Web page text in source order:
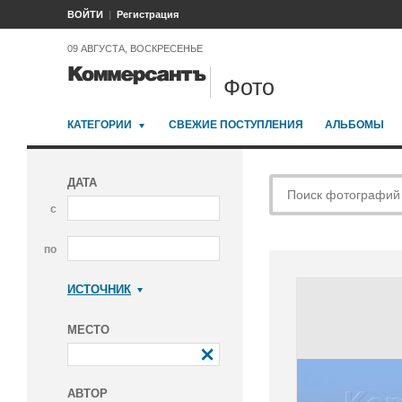
ВОЙТИ Регистрация
09 АВГУСТА, ВОСКРЕСЕНЬЕ
Фото
КАТЕГОРИИ СВЕЖИЕ ПОСТУПЛЕНИЯ АЛЬБОМЫ
ДАТА
с
по
ИСТОЧНИК
МЕСТО
АВТОР